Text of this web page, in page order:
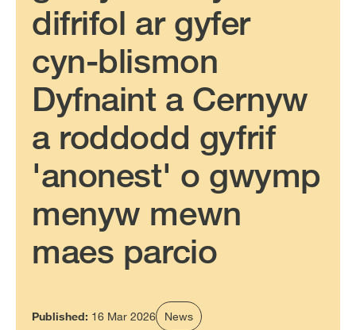
difrifol ar gyfer
cyn-blismon
Dyfnaint a Cernyw
a roddodd gyfrif
'anonest' o gwymp
menyw mewn
maes parcio
Published: 16 Mar 2026 News